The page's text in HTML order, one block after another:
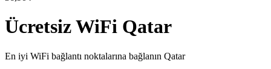
Ücretsiz WiFi Qatar
En iyi WiFi bağlantı noktalarına bağlanın Qatar